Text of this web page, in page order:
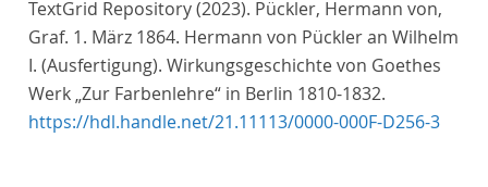
TextGrid Repository (2023). Pückler, Hermann von,
Graf. 1. März 1864. Hermann von Pückler an Wilhelm
I. (Ausfertigung). Wirkungsgeschichte von Goethes
Werk „Zur Farbenlehre“ in Berlin 1810-1832.
https://hdl.handle.net/21.11113/0000-000F-D256-3